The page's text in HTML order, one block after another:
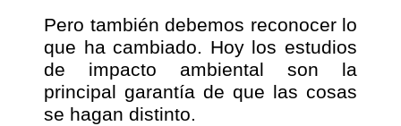
Pero también debemos reconocer lo
que ha cambiado. Hoy los estudios
de impacto ambiental son la
principal garantía de que las cosas
se hagan distinto.